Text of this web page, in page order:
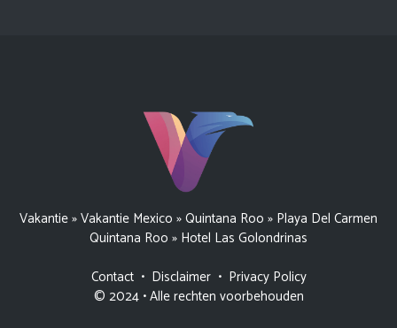
Vakantie»Vakantie Mexico »Quintana Roo » Playa Del Carmen
Quintana Roo » Hotel Las Golondrinas
Contact• Disclaimer• Privacy Policy
© 2024 • Alle rechten voorbehouden